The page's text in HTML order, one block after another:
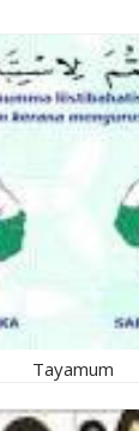
Tayamum